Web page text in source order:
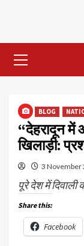
Menu
BLOG
“देहरादून में
खिलाड़ी:
3 November
पूरे देश में दिवाली
Share this:
Facebook